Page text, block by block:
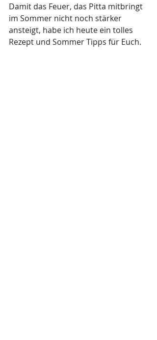
Damit das Feuer, das Pitta mitbringt
im Sommer nicht noch stärker
ansteigt, habe ich heute ein tolles
Rezept und Sommer Tipps für Euch.